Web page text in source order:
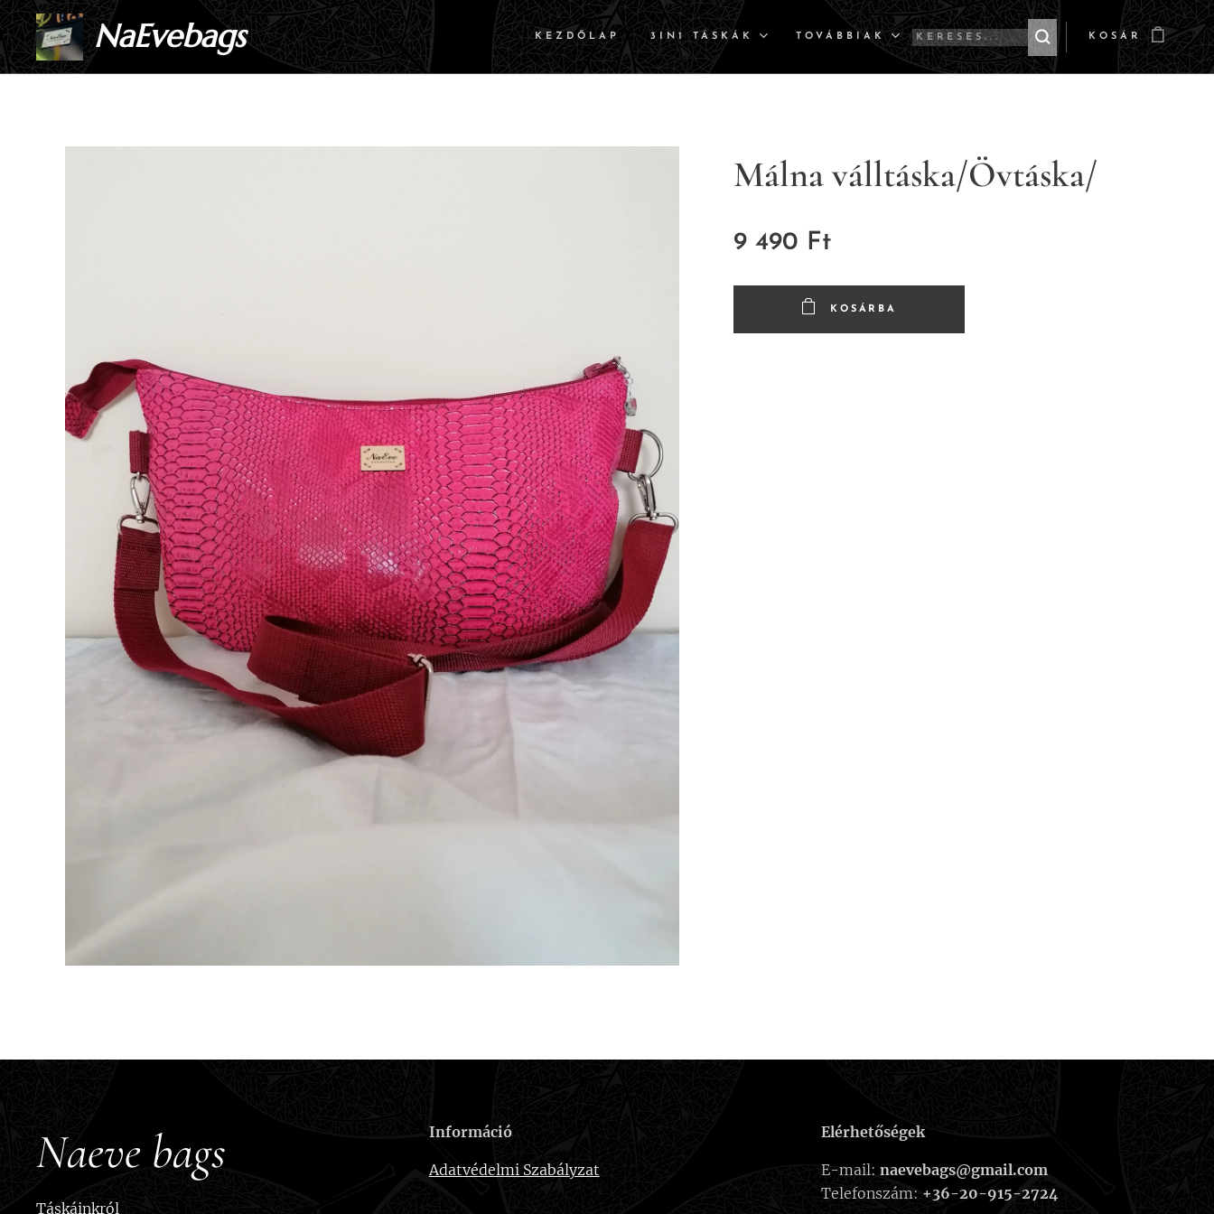
NaEvebags KEZDŐLAP 3IN1 TÁSKÁK TOVÁBBIAK KOSÁR
Málna válltáska/Övtáska/
9 490 Ft
KOSÁRBA
Naeve bags
Táskáinkról
Információ
Adatvédelmi Szabályzat
Elérhetőségek
E-mail:naevebags@gmail.com
Telefonszám: +36-20-915-2724